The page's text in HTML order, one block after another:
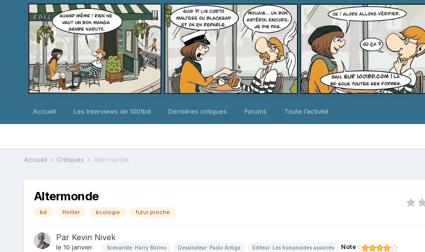
Accueil Les Interviews de 1001bd Dernières critiques Forums Toute l’activité
Accueil Critiques Altermonde
Altermonde
bd thriller écologie futur proche
Par Kevin Nivek
le 10 janvier Scenariste: Harry Bozino Dessinateur: Paolo Antiga Editeur: Les humanoides associés Note: